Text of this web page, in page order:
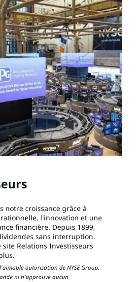
notre croissance grâce à
l'innovation et une
financière. Depuis 1899,
sans interruption.
site Relations Investisseurs
autorisation de NYSE Group.
ni n'approuve aucun